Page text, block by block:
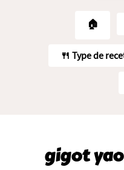
🏠
🍴 Type de
gigot